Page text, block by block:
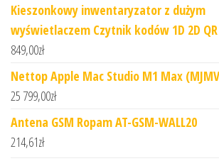
Kieszonkowy inwentaryzator z dużym
wyświetlaczem Czytnik kodów 1D 2D QR
849,00zł
Nettop Apple Mac Studio M1 Max
25 799,00zł
Antena GSM Ropam AT-GSM-WALL20
214,61zł